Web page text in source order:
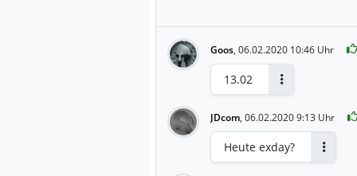
Goos, 06.02.2020 10:46 Uhr
13.02
JDcom, 06.02.2020 9:13 Uhr
Heute exday?